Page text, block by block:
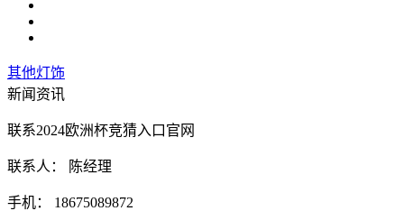
其他灯饰
新闻资讯
联系2024欧洲杯竞猜入口官网
联系人： 陈经理
手机： 18675089872